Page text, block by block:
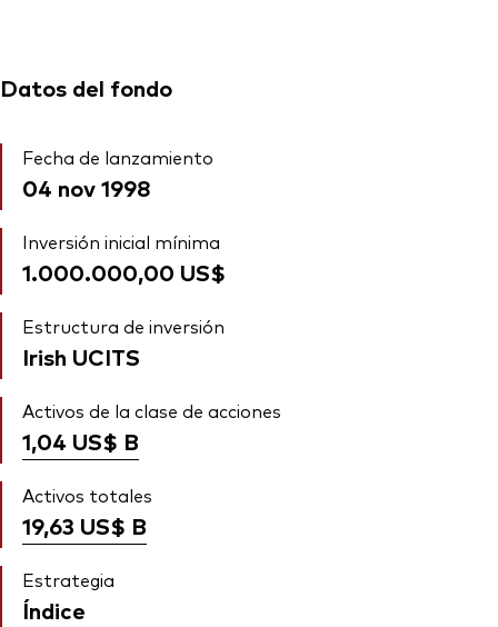
Datos del fondo
Fecha de lanzamiento
04 nov 1998
Inversión inicial mínima
1.000.000,00 US$
Estructura de inversión
Irish UCITS
Activos de la clase de acciones
1,04 US$ B
Activos totales
19,63 US$ B
Estrategia
Índice